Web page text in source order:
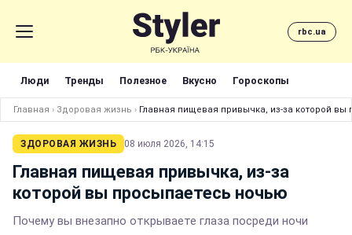
rbc.ua
Люди Тренды Полезное Вкусно Гороскопы
Главная › Здоровая жизнь › Главная пищевая привычка, из-за которой
ЗДОРОВАЯ ЖИЗНЬ 08 июля 2026, 14:15
Главная пищевая привычка, из-за
которой вы просыпаетесь ночью
Почему вы внезапно открываете глаза посреди ночи